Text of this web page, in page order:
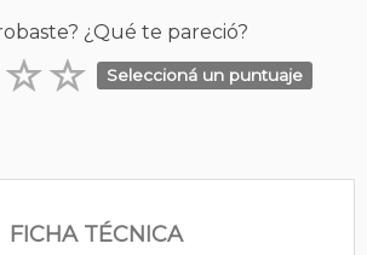
¿Qué te pareció?
Seleccioná un puntuaje
FICHA TÉCNICA